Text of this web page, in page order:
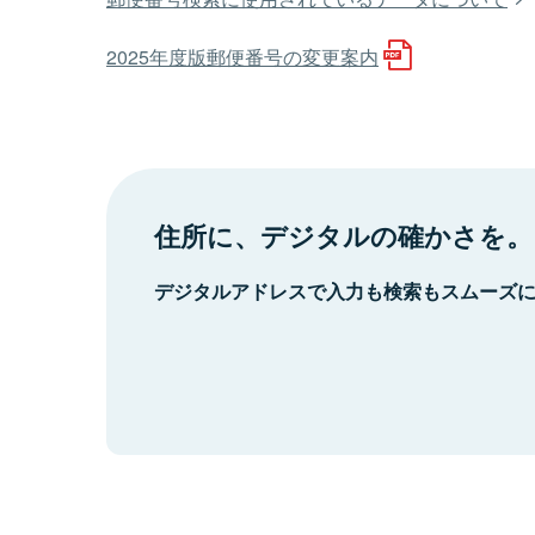
2025年度版郵便番号の変更案内
住所に、デジタルの確かさを。
デジタルアドレスで入力も検索もスムーズ